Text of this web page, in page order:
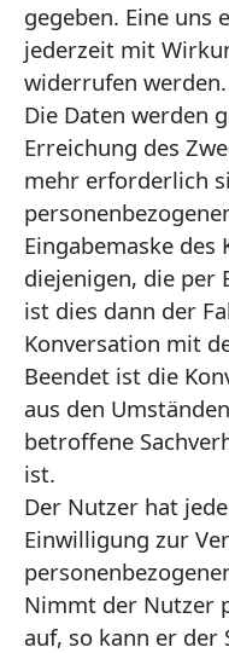
gegeben. Eine uns
jederzeit mit
widerrufen werden.
Die Daten werden
Erreichung des
mehr erforderlich
Eingabemaske
diejenigen, die per
ist dies dann der
Konversation mit
Beendet ist die
aus den
betroffene
ist.
Der Nutzer hat
Einwilligung zur
Nimmt der Nutzer
auf, so kann er der